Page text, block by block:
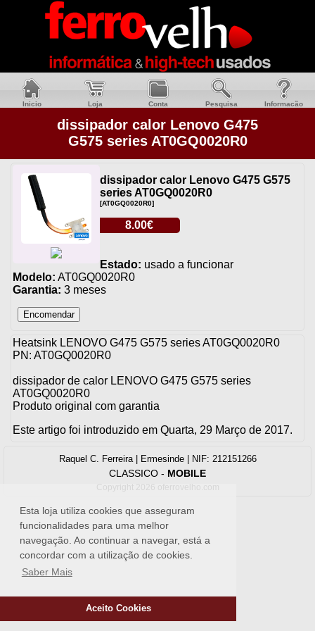
Esta loja utiliza cookies que asseguram
funcionalidades para uma melhor
navegação. Ao continuar a navegar, está a
concordar com a utilização de cookies.
Saber Mais
Aceito Cookies
Inicio Loja Conta Pesquisa Informacão
dissipador calor Lenovo G475
G575 series AT0GQ0020R0
dissipador calor Lenovo G475 G575
series AT0GQ0020R0
[AT0GQ0020R0]
8.00€
Estado: usado a funcionar
Modelo: AT0GQ0020R0
Garantia: 3 meses
Heatsink LENOVO G475 G575 series AT0GQ0020R0
PN: AT0GQ0020R0
dissipador de calor LENOVO G475 G575 series
AT0GQ0020R0
Produto original com garantia
Este artigo foi introduzido em Quarta, 29 Março de 2017.
Raquel C. Ferreira | Ermesinde | NIF: 212151266
CLASSICO - MOBILE
Copyright 2026 oferrovelho.com